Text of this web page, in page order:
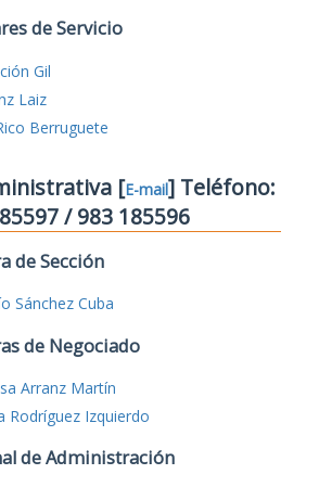
de Servicio
Gil
Laiz
Berruguete
[E-mail] Teléfono:
/ 983 185596
de Sección
Sánchez Cuba
de Negociado
Arranz Martín
Rodríguez Izquierdo
de Administración